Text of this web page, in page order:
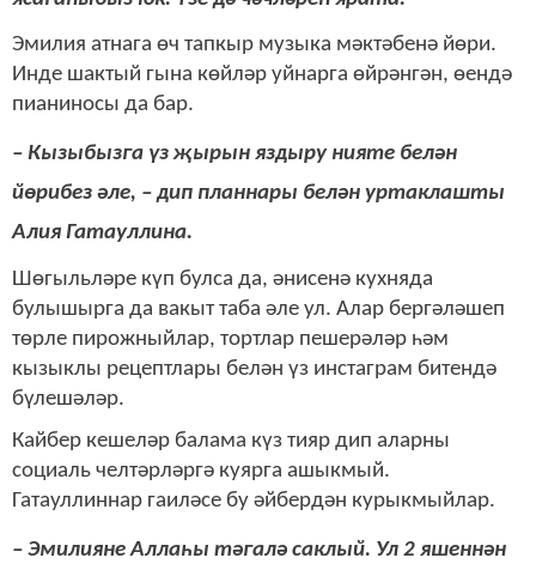
Эмилия атнага өч тапкыр музыка мәктәбенә йөри.
Инде шактый гына көйләр уйнарга өйрәнгән, өендә
пианиносы да бар.
– Кызыбызга үз җырын яздыру нияте белән
йөрибез әле, – дип планнары белән уртаклашты
Алия Гатауллина.
Шөгыльләре күп булса да, әнисенә кухняда
булышырга да вакыт таба әле ул. Алар бергәләшеп
төрле пирожныйлар, тортлар пешерәләр һәм
кызыклы рецептлары белән үз инстаграм битендә
бүлешәләр.
Кайбер кешеләр балама күз тияр дип аларны
социаль челтәрләргә куярга ашыкмый.
Гатауллиннар гаиләсе бу әйбердән курыкмыйлар.
– Эмилияне Аллаһы тәгалә саклый. Ул 2 яшеннән